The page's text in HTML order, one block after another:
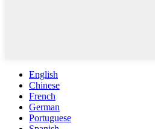
English
Chinese
French
German
Portuguese